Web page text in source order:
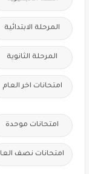
المرحلة الابتدائية
المرحلة الثانوية
امتحانات اخر العام
امتحانات موحدة
امتحانات نصف العا